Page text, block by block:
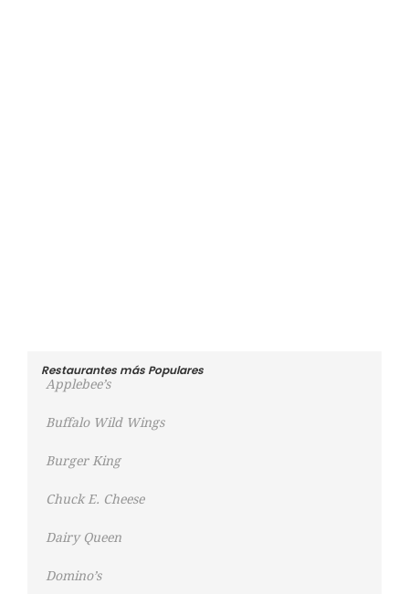
Restaurantes más Populares
Applebee’s
Buffalo Wild Wings
Burger King
Chuck E. Cheese
Dairy Queen
Domino’s